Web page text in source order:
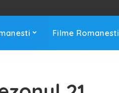
Filme Romanesti